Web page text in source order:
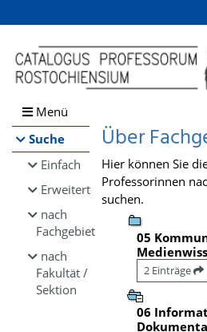
Browsen
direkt zum Inhalt
Menü
Suche
Einfach
Erweitert
nach
Fachgebiet
nach
Fakultät /
Sektion
Über
Hier können Sie
Professorinnen
suchen.
05
2 Einträge
06